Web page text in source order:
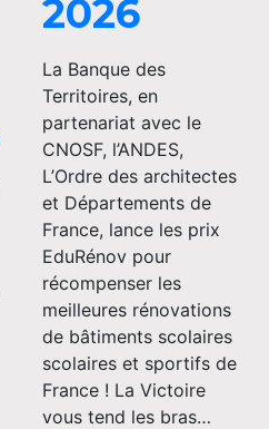
2026
La Banque des
Territoires, en
partenariat avec le
CNOSF, l’ANDES,
L’Ordre des architectes
et Départements de
France, lance les prix
EduRénov pour
récompenser les
meilleures rénovations
de bâtiments scolaires
scolaires et sportifs de
France ! La Victoire
vous tend les bras…